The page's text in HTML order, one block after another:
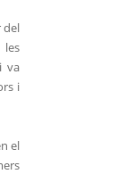
del
les
va
i
el